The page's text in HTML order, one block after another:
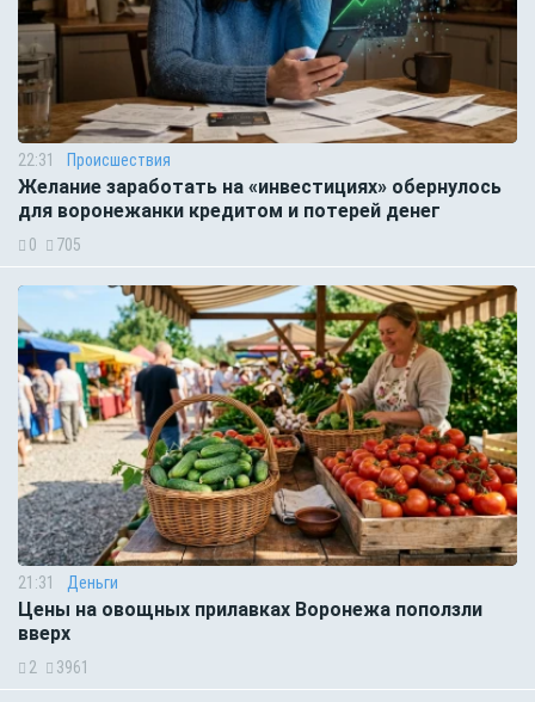
22:31 Происшествия
Желание заработать на «инвестициях» обернулось
для воронежанки кредитом и потерей денег
0 705
21:31 Деньги
Цены на овощных прилавках Воронежа поползли
вверх
2 3961